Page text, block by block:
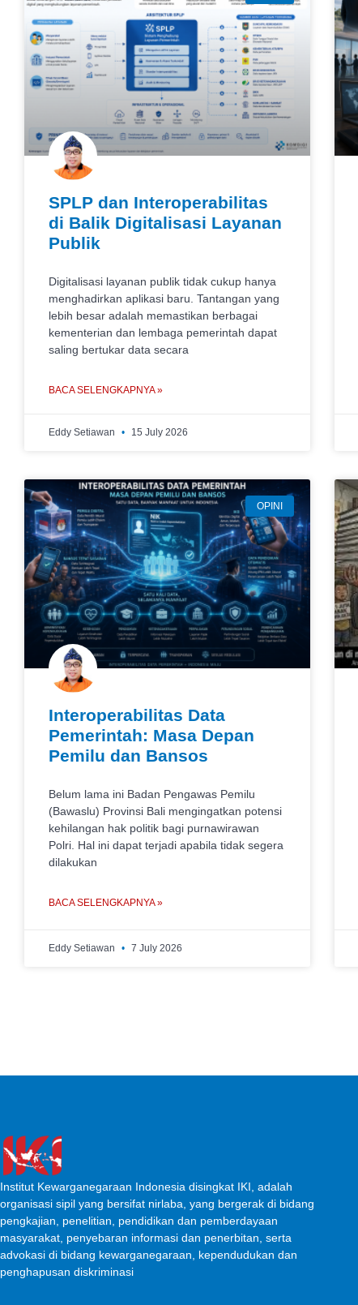
SPLP dan Interoperabilitas
di Balik Digitalisasi Layanan
Publik
Digitalisasi layanan publik tidak cukup hanya
menghadirkan aplikasi baru. Tantangan yang
lebih besar adalah memastikan berbagai
kementerian dan lembaga pemerintah dapat
saling bertukar data secara
BACA SELENGKAPNYA »
Eddy Setiawan 15 July 2026
OPINI
Interoperabilitas Data
Pemerintah: Masa Depan
Pemilu dan Bansos
Belum lama ini Badan Pengawas Pemilu
(Bawaslu) Provinsi Bali mengingatkan potensi
kehilangan hak politik bagi purnawirawan
Polri. Hal ini dapat terjadi apabila tidak segera
dilakukan
BACA SELENGKAPNYA »
Eddy Setiawan 7 July 2026
Institut Kewarganegaraan Indonesia disingkat IKI, adalah
organisasi sipil yang bersifat nirlaba, yang bergerak di bidang
pengkajian, penelitian, pendidikan dan pemberdayaan
masyarakat, penyebaran informasi dan penerbitan, serta
advokasi di bidang kewarganegaraan, kependudukan dan
penghapusan diskriminasi